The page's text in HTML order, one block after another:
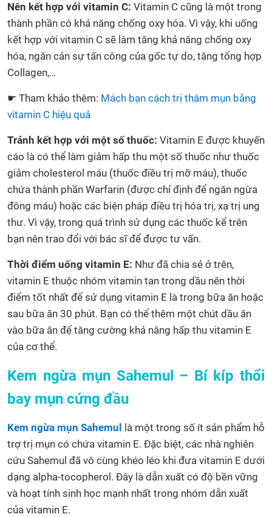
Nên kết hợp với vitamin C: Vitamin C cũng là một trong
thành phần có khả năng chống oxy hóa. Vì vậy, khi uống
kết hợp với vitamin C sẽ làm tăng khả năng chống oxy
hóa, ngăn cản sự tấn công của gốc tự do, tăng tổng hợp
Collagen,…
☛ Tham khảo thêm: Mách bạn cách trị thâm mụn bằng
vitamin C hiệu quả
Tránh kết hợp với một số thuốc: Vitamin E được khuyến
cáo là có thể làm giảm hấp thu một số thuốc như thuốc
giảm cholesterol máu (thuốc điều trị mỡ máu), thuốc
chứa thành phần Warfarin (được chỉ định để ngăn ngừa
đông máu) hoặc các biện pháp điều trị hóa trị, xạ trị ung
thư. Vì vậy, trong quá trình sử dụng các thuốc kể trên
bạn nên trao đổi với bác sĩ để được tư vấn.
Thời điểm uống vitamin E: Như đã chia sẻ ở trên,
vitamin E thuộc nhóm vitamin tan trong dầu nên thời
điểm tốt nhất để sử dụng vitamin E là trong bữa ăn hoặc
sau bữa ăn 30 phút. Bạn có thể thêm một chút dầu ăn
vào bữa ăn để tăng cường khả năng hấp thu vitamin E
của cơ thể.
Kem ngừa mụn Sahemul – Bí kíp thổi
bay mụn cứng đầu
Kem ngừa mụn Sahemul
là một trong số ít sản phẩm hỗ
trợ trị mụn có chứa vitamin E. Đặc biệt, các nhà nghiên
cứu Sahemul đã vô cùng khéo léo khi đưa vitamin E dưới
dạng alpha-tocopherol. Đây là dẫn xuất có độ bền vững
và hoạt tính sinh học mạnh nhất trong nhóm dẫn xuất
của vitamin E.